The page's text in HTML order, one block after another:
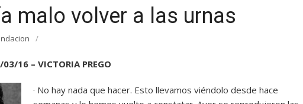
malo volver a las urnas
/
16 – VICTORIA PREGO
· No hay nada que hacer. Esto llevamos viéndolo desde hace